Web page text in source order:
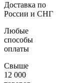
Доставка по
России и СНГ
Любые
способы
оплаты
Свыше
12 000